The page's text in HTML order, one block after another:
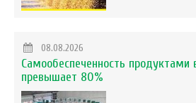
08.08.2026
Самообеспеченность продуктами
превышает 80%